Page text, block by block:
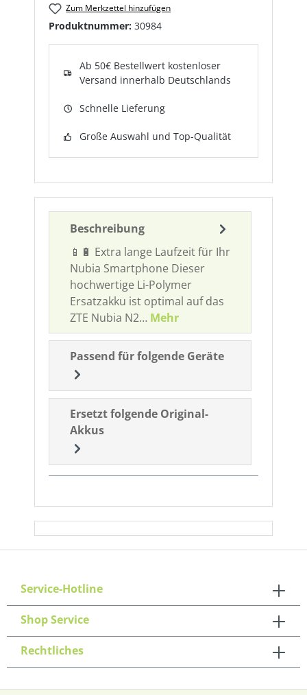
Zum Merkzettel hinzufügen
Produktnummer: 30984
Ab 50€ Bestellwert kostenloser
Versand innerhalb Deutschlands
Schnelle Lieferung
Große Auswahl und Top-Qualität
Beschreibung
📱🔋 Extra lange Laufzeit für Ihr
Nubia Smartphone Dieser
hochwertige Li-Polymer
Ersatzakku ist optimal auf das
ZTE Nubia N2… Mehr
Passend für folgende Geräte
Ersetzt folgende Original-
Akkus
Service-Hotline
Shop Service
Rechtliches